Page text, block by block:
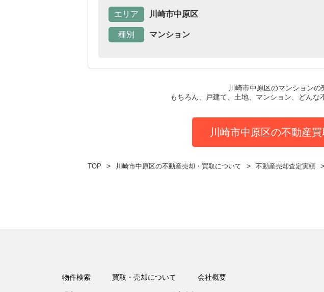
エリア 川崎市中原区
種別 マンション
川崎市中原区のマンションの
もちろん、戸建て、土地、マンション、どんな
川崎市中原区の不動産
TOP 川崎市中原区の不動産売却・買取について 不動産売却査定実績
物件検索 買取・売却について 会社概要